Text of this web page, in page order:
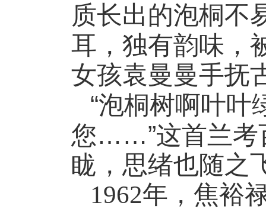
质长出的泡桐不
耳，独有韵味，
女孩袁曼曼手抚
“泡桐树啊叶叶
您……”这首兰
眬，思绪也随之
1962年，焦裕